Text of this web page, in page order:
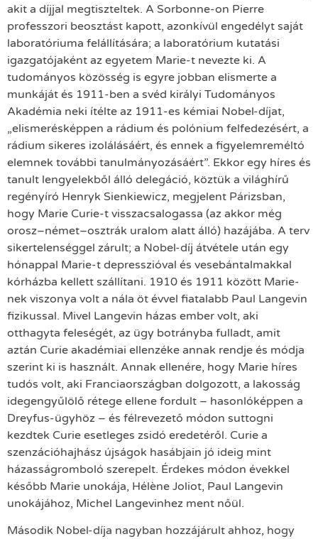
akit a díjjal megtiszteltek. A Sorbonne-on Pierre
professzori beosztást kapott, azonkívül engedélyt saját
laboratóriuma felállítására; a laboratórium kutatási
igazgatójaként az egyetem Marie-t nevezte ki. A
tudományos közösség is egyre jobban elismerte a
munkáját és 1911-ben a svéd királyi Tudományos
Akadémia neki ítélte az 1911-es kémiai Nobel-díjat,
„elismerésképpen a rádium és polónium felfedezésért, a
rádium sikeres izolálásáért, és ennek a figyelemreméltó
elemnek további tanulmányozásáért”. Ekkor egy híres és
tanult lengyelekből álló delegáció, köztük a világhírű
regényíró Henryk Sienkiewicz, megjelent Párizsban,
hogy Marie Curie-t visszacsalogassa (az akkor még
orosz–német–osztrák uralom alatt álló) hazájába. A terv
sikertelenséggel zárult; a Nobel-díj átvétele után egy
hónappal Marie-t depresszióval és vesebántalmakkal
kórházba kellett szállítani. 1910 és 1911 között Marie-
nek viszonya volt a nála öt évvel fiatalabb Paul Langevin
fizikussal. Mivel Langevin házas ember volt, aki
otthagyta feleségét, az ügy botrányba fulladt, amit
aztán Curie akadémiai ellenzéke annak rendje és módja
szerint ki is használt. Annak ellenére, hogy Marie híres
tudós volt, aki Franciaországban dolgozott, a lakosság
idegengyűlölő rétege ellene fordult – hasonlóképpen a
Dreyfus-ügyhöz – és félrevezető módon suttogni
kezdtek Curie esetleges zsidó eredetéről. Curie a
szenzációhajhász újságok hasábjain jó ideig mint
házasságromboló szerepelt. Érdekes módon évekkel
később Marie unokája, Hélène Joliot, Paul Langevin
unokájához, Michel Langevinhez ment nőül.
Második Nobel-díja nagyban hozzájárult ahhoz, hogy